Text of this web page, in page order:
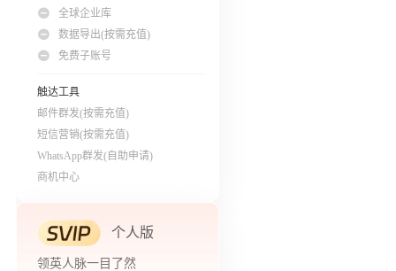
全球企业库
数据导出(按需充值)
免费子账号
触达工具
邮件群发(按需充值)
短信营销(按需充值)
WhatsApp群发(自助申请)
商机中心
个人版
领英人脉一目了然